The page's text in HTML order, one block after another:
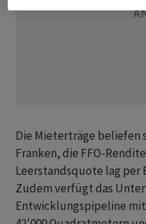
Die Mieterträge beliefen
Franken, die FFO-
Leerstandsquote lag per
Zudem verfügt das
Entwicklungspipeline